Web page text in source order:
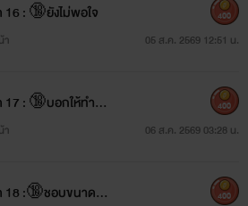
16 : 🔞ยังไม่พอใจ
า 05 ส.ค. 2569 12:51 น.
400
17 : 🔞บอกให้ทำก็แ
า 06 ส.ค. 2569 03:28 น.
400
18 :🔞ชอบขนาดนั้
400